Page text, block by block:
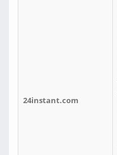
24instant.com